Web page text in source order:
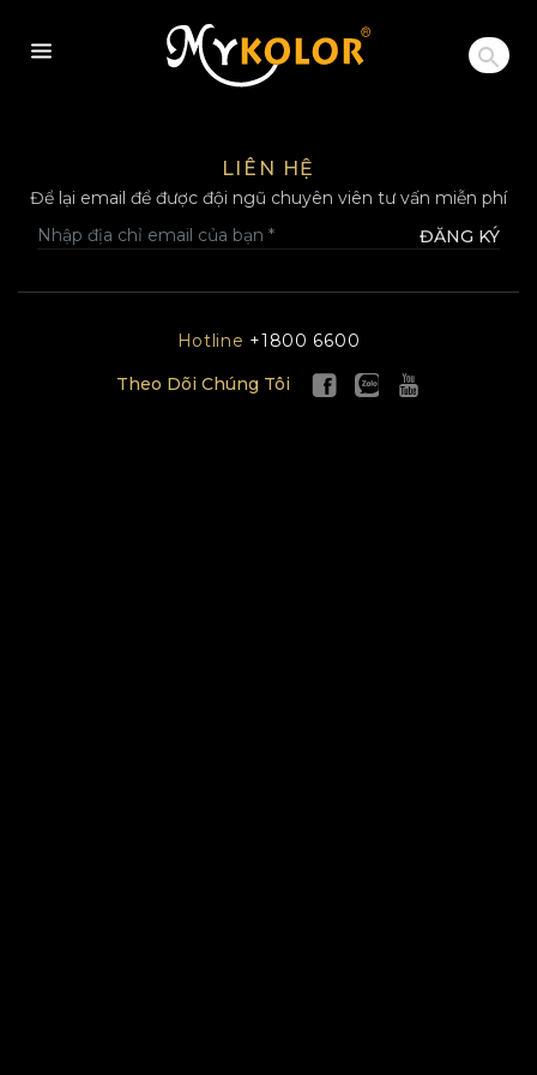
MYKOLOR
LIÊN HỆ
Để lại email để được đội ngũ chuyên viên tư vấn miễn phí
ĐĂNG KÝ
Hotline +1800 6600
Theo Dõi Chúng Tôi